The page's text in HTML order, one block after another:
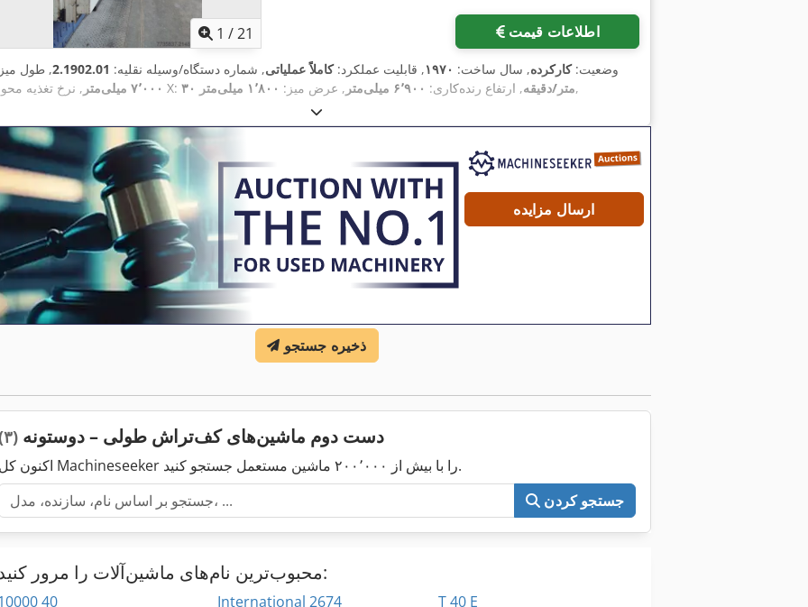
1 /21 اطلاعات قیمت
وضعیت:کارکرده, سال ساخت: ۱۹۷۰, قابلیت عملکرد:کاملاً عملیاتی, شماره دستگاه/وسیله نقلیه: 2.1902.01, طول
۷٬۰۰۰ میلی‌متر , نرخ تغذیه محور X: ۳۰ متر/دقیقه, ارتفاع رنده‌کاری: ۶٬۹۰۰ میلی‌متر , عرض میز: ۱٬۸۰۰ میلی‌متر ,
ارسال مزایده
ذخیره جستجو
دست دوم ماشین‌های کف‌تراش طولی – دوستونه (۳)
اکنون کل Machineseeker را با بیش از ۲۰۰٬۰۰۰ ماشین مستعمل جستجو کنید.
جستجو کردن
محبوب‌ترین نام‌های ماشین‌آلات را مرور کنید:
40
International 2674
T 40 E